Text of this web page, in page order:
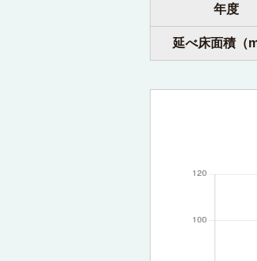
年度
延べ床面積（